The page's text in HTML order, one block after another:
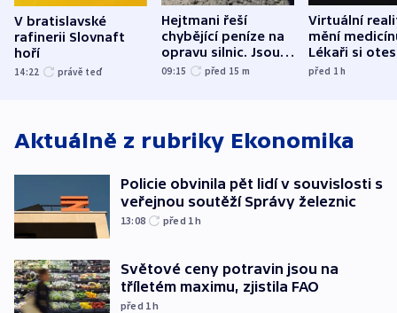
V bratislavské
rafinerii Slovnaft
hoří
14:22 právě teď
Hejtmani řeší
chybějící peníze na
opravu silnic. Jsou
nenárokové, namítá
09:15 před 15 m
Virtuální
mění
Lékaři si
každý řez,
před 1h
Aktuálně z rubriky Ekonomika
Policie obvinila pět lidí v souvislosti s
veřejnou soutěží Správy železnic
13:08 před 1h
Světové ceny potravin jsou na
tříletém maximu, zjistila FAO
před 1h